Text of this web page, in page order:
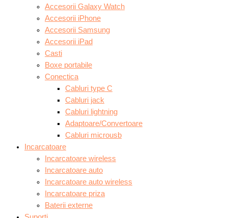
Accesorii Galaxy Watch
Accesorii iPhone
Accesorii Samsung
Accesorii iPad
Casti
Boxe portabile
Conectica
Cabluri type C
Cabluri jack
Cabluri lightning
Adaptoare/Convertoare
Cabluri microusb
Incarcatoare
Incarcatoare wireless
Incarcatoare auto
Incarcatoare auto wireless
Incarcatoare priza
Baterii externe